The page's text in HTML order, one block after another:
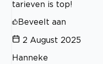
tarieven is top!
Beveelt aan
2 August 2025
Hanneke